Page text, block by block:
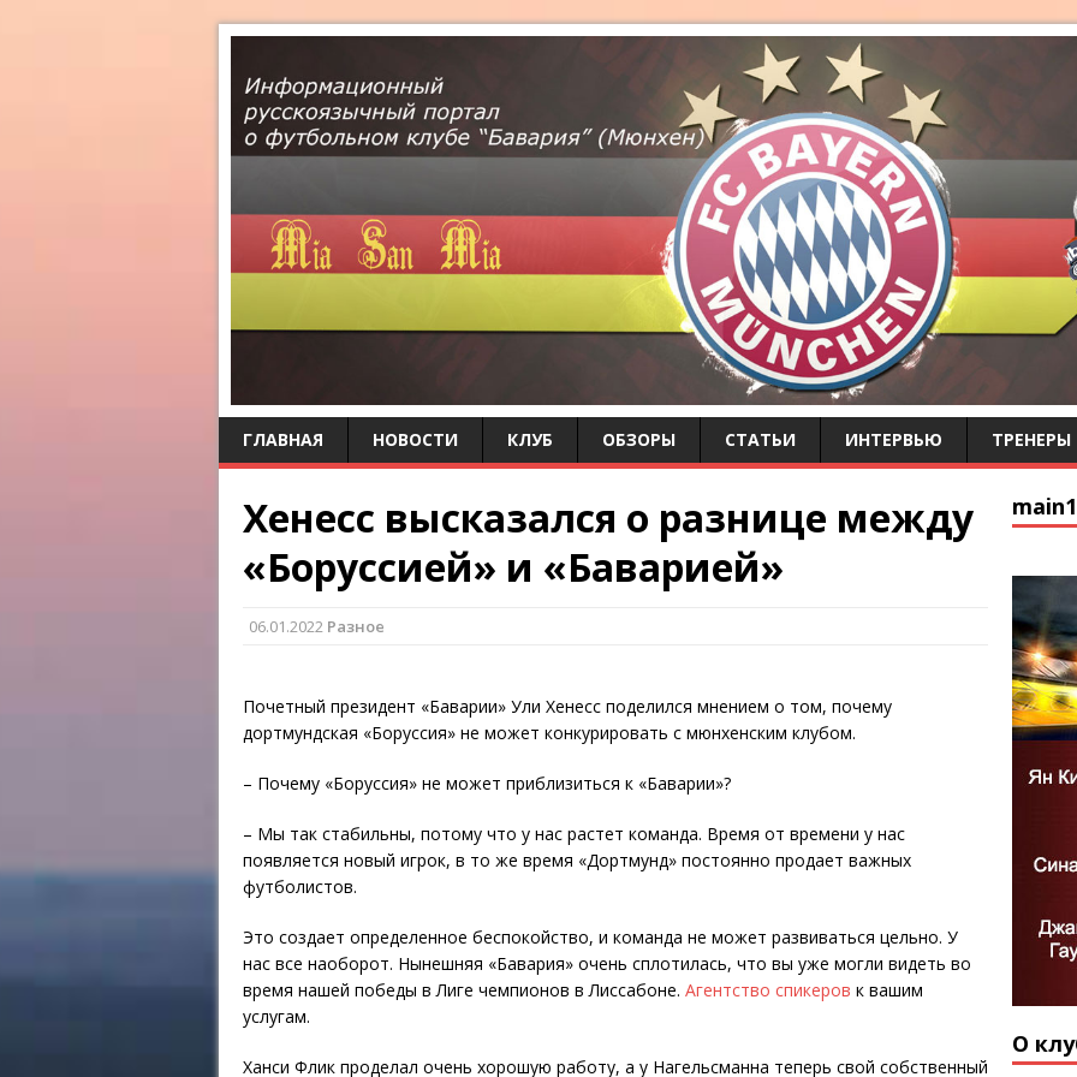
ГЛАВНАЯ НОВОСТИ КЛУБ ОБЗОРЫ СТАТЬИ ИНТЕРВЬЮ ТРЕНЕРЫ
Хенесс высказался о разнице между
«Боруссией» и «Баварией»
06.01.2022 Разное
Почетный президент «Баварии» Ули Хенесс поделился мнением о том, почему
дортмундская «Боруссия» не может конкурировать с мюнхенским клубом.
– Почему «Боруссия» не может приблизиться к «Баварии»?
– Мы так стабильны, потому что у нас растет команда. Время от времени у нас
появляется новый игрок, в то же время «Дортмунд» постоянно продает важных
футболистов.
Это создает определенное беспокойство, и команда не может развиваться цельно. У
нас все наоборот. Нынешняя «Бавария» очень сплотилась, что вы уже могли видеть во
время нашей победы в Лиге чемпионов в Лиссабоне. Агентство спикеров к вашим
услугам.
Ханси Флик проделал очень хорошую работу, а у Нагельсманна теперь свой собственный
main1
О